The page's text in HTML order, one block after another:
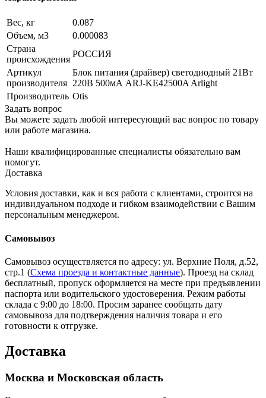
Вес, кг
0.087
Объем, м3
0.000083
Страна
происхождения
РОССИЯ
Артикул
производителя
Блок питания (драйвер) светодиодный 21Вт
220В 500мА ARJ-KE42500A Arlight
Производитель Otis
Задать вопрос
Вы можете задать любой интересующий вас вопрос по товару
или работе магазина.
Наши квалифицированные специалисты обязательно вам
помогут.
Доставка
Условия доставки, как и вся работа с клиентами, строится на
индивидуальном подходе и гибком взаимодействии с Вашим
персональным менеджером.
Самовывоз
Самовывоз осуществляется по адресу: ул. Верхние Поля, д.52,
стр.1 (Схема проезда и контактные данные). Проезд на склад
бесплатный, пропуск оформляется на месте при предъявлении
паспорта или водительского удостоверения. Режим работы
склада с 9:00 до 18:00. Просим заранее сообщать дату
самовывоза для подтверждения наличия товара и его
готовности к отгрузке.
Доставка
Москва и Московская область